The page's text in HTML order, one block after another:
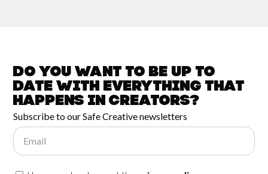
Do you want to be up to
date witheverything that
happens inCreators?
Subscribe to our Safe Creative newsletters
Email